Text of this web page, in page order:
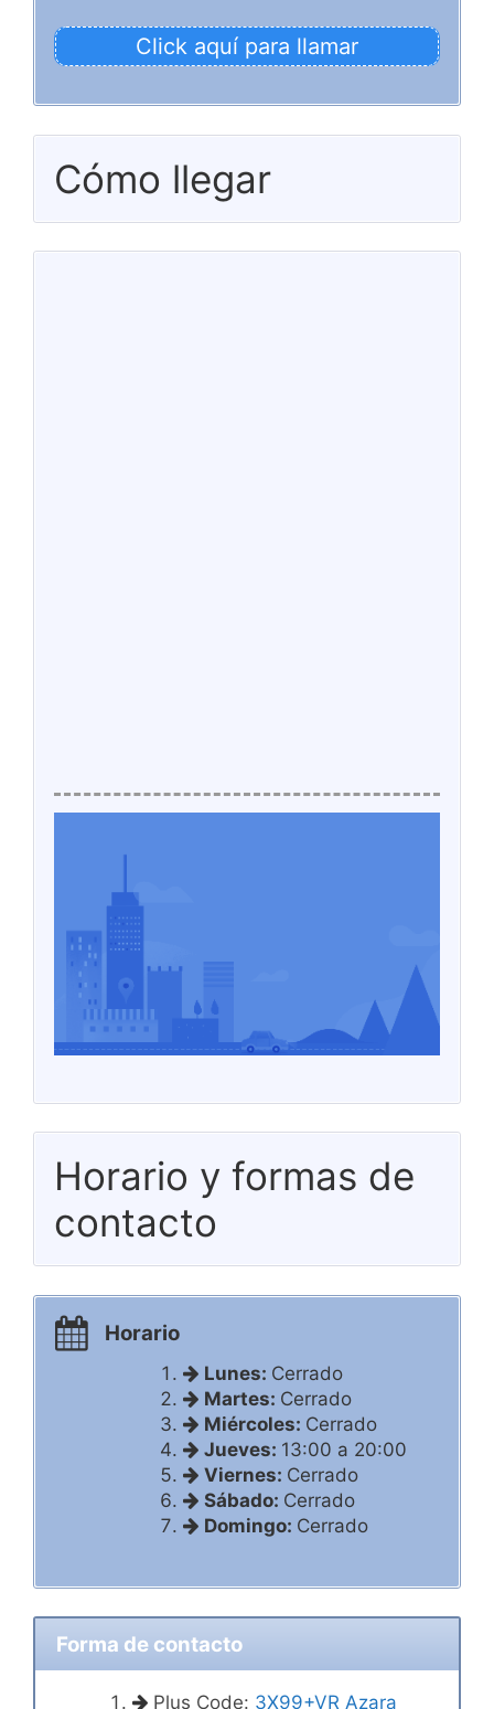
Click aquí para llamar
Cómo llegar
Horario y formas de
contacto
Horario
Lunes: Cerrado
Martes: Cerrado
Miércoles: Cerrado
Jueves: 13:00 a 20:00
Viernes: Cerrado
Sábado: Cerrado
Domingo: Cerrado
Forma de contacto
Plus Code: 3X99+VR Azara